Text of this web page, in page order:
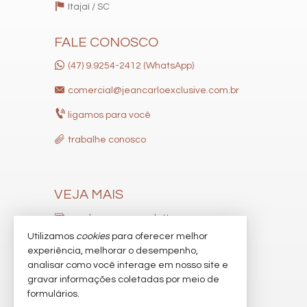
Acessibilidade para PNE
Itajaí / SC
FALE CONOSCO
(47) 9.9254-2412 (WhatsApp)
comercial@jeancarloexclusive.com.br
ligamos para você
trabalhe conosco
VEJA MAIS
receba nosso newsletter
indicadores financeiros
cadastre seu imóvel
imóveis favoritos
Utilizamos cookiespara oferecer melhor
experiência, melhorar o desempenho,
analisar como você interage em nosso site e
gravar informações coletadas por meio de
formulários.